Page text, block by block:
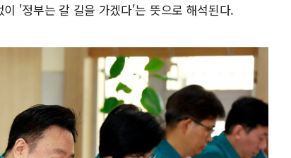
'정부는 갈 길을 가겠다'는 뜻으로 해석된다.